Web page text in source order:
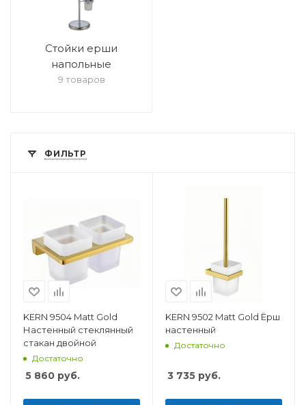
Стойки ерши
напольные
9 товаров
ФИЛЬТР
KERN 9504 Matt Gold
Настенный стеклянный
стакан двойной
Достаточно
5 860 руб.
KERN 9502 Matt Gold Ёрш
настенный
Достаточно
3 735 руб.